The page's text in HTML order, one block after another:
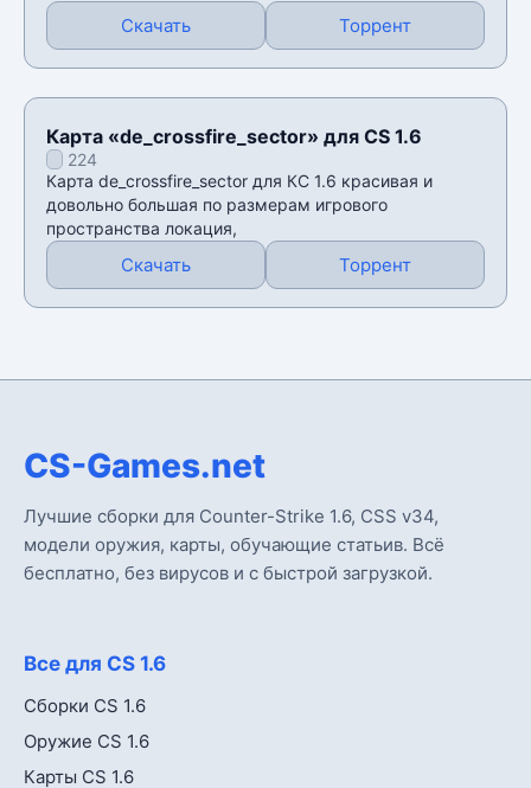
Скачать Торрент
Карта «de_crossfire_sector» для CS 1.6
224
Карта de_crossfire_sector для КС 1.6 красивая и
довольно большая по размерам игрового
пространства локация,
Скачать Торрент
CS-Games.net
Лучшие сборки для Counter-Strike 1.6, CSS v34,
модели оружия, карты, обучающие статьив. Всё
бесплатно, без вирусов и с быстрой загрузкой.
Все для CS 1.6
Сборки CS 1.6
Оружие CS 1.6
Карты CS 1.6